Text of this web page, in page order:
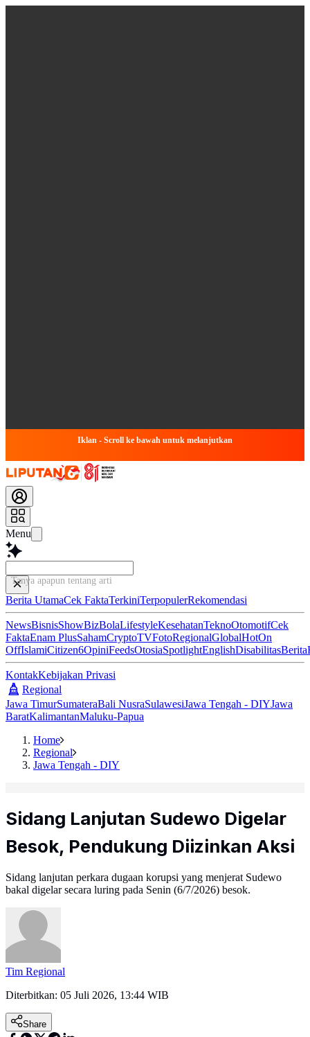
Iklan - Scroll ke bawah untuk melanjutkan
Menu
Tanya apapun tentang artikel ini...
Berita UtamaCek FaktaTerkiniTerpopulerRekomendasi
NewsBisnisShowBizBolaLifestyleKesehatanTeknoOtomotifCek
FaktaEnam PlusSahamCryptoTVFotoRegionalGlobalHotOn
OffIslamiCitizen6OpiniFeedsOtosiaSpotlightEnglishDisabilitasBerita
KontakKebijakan Privasi
Regional
Jawa TimurSumateraBali NusraSulawesiJawa Tengah - DIYJawa
BaratKalimantanMaluku-Papua
Home
Regional
Jawa Tengah - DIY
Sidang Lanjutan Sudewo Digelar
Besok, Pendukung Diizinkan Aksi
Sidang lanjutan perkara dugaan korupsi yang menjerat Sudewo
bakal digelar secara luring pada Senin (6/7/2026) besok.
Tim Regional
Diterbitkan: 05 Juli 2026, 13:44 WIB
Share